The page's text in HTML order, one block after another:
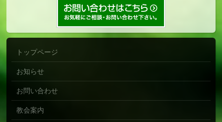
トップページ
お知らせ
お問い合わせ
教会案内